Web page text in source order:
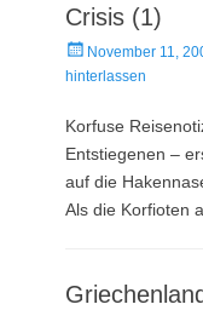
Crisis (1)
Veröffentlicht
am
November 11,
hinterlassen
Korfuse
Entstiegenen –
auf die
Als die Korfioten